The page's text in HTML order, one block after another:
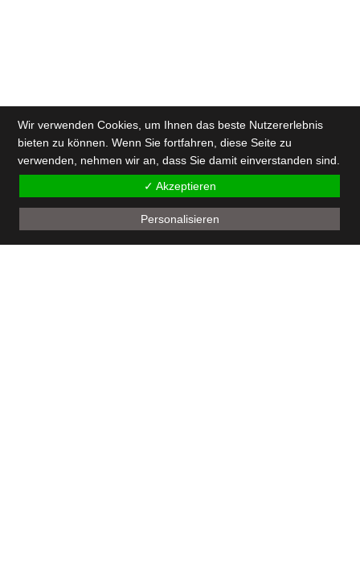
Wir verwenden Cookies, um Ihnen das beste Nutzererlebnis
bieten zu können. Wenn Sie fortfahren, diese Seite zu
verwenden, nehmen wir an, dass Sie damit einverstanden sind.
✓ Akzeptieren
Personalisieren